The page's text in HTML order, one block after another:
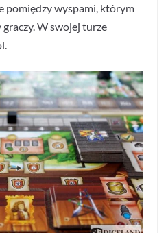
pomiędzy wyspami, którym
W swojej turze